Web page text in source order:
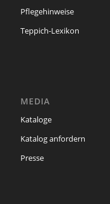
Pflegehinweise
Teppich-Lexikon
MEDIA
Kataloge
Katalog anfordern
Presse